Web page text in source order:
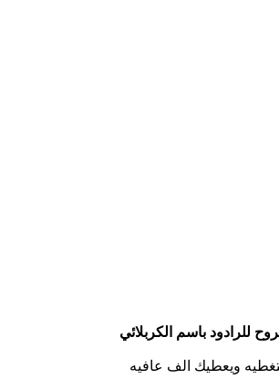
للرادود باسم الكربلائي
ويعطيك الف عافيه